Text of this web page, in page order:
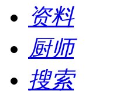
资料
厨师
搜索